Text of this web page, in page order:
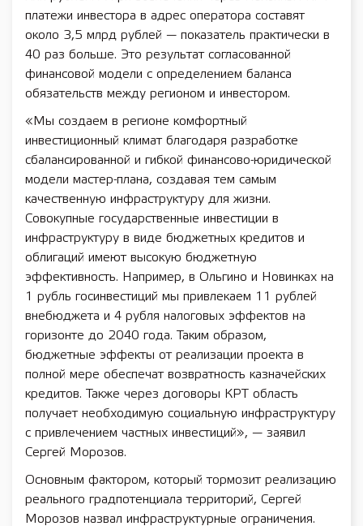
платежи инвестора в адрес оператора составят
около 3,5 млрд рублей — показатель практически в
40 раз больше. Это результат согласованной
финансовой модели с определением баланса
обязательств между регионом и инвестором.
«Мы создаем в регионе комфортный
инвестиционный климат благодаря разработке
сбалансированной и гибкой финансово-юридической
модели мастер-плана, создавая тем самым
качественную инфраструктуру для жизни.
Совокупные государственные инвестиции в
инфраструктуру в виде бюджетных кредитов и
облигаций имеют высокую бюджетную
эффективность. Например, в Ольгино и Новинках на
1 рубль госинвестиций мы привлекаем 11 рублей
внебюджета и 4 рубля налоговых эффектов на
горизонте до 2040 года. Таким образом,
бюджетные эффекты от реализации проекта в
полной мере обеспечат возвратность казначейских
кредитов. Также через договоры КРТ область
получает необходимую социальную инфраструктуру
с привлечением частных инвестиций», — заявил
Сергей Морозов.
Основным фактором, который тормозит реализацию
реального градпотенциала территорий, Сергей
Морозов назвал инфраструктурные ограничения.